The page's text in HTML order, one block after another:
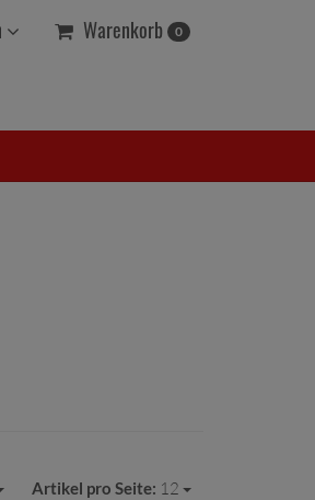
Warenkorb 0
Artikel pro Seite: 12